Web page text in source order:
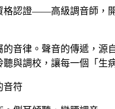
格認證——高級調音師，
音律。聲音的傳遞，
與調校，讓每一個「生